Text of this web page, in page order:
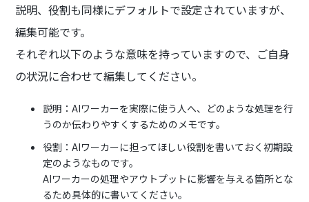
説明、役割も同様にデフォルトで設定されていますが、
編集可能です。
それぞれ以下のような意味を持っていますので、ご自身
の状況に合わせて編集してください。
説明：AIワーカーを実際に使う人へ、どのような処理を行
うのか伝わりやすくするためのメモです。
役割：AIワーカーに担ってほしい役割を書いておく初期設
定のようなものです。
AIワーカーの処理やアウトプットに影響を与える箇所とな
るため具体的に書いてください。